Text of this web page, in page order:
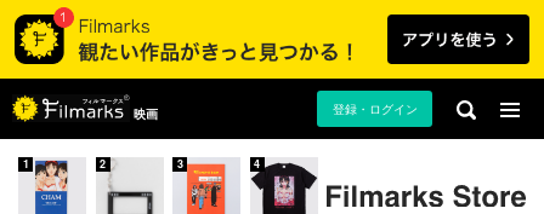
映画 登録・ログイン
1 2 3 4